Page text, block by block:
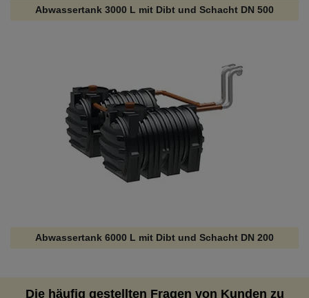
Abwassertank 3000 L mit Dibt und Schacht DN 500
Abwassertank 6000 L mit Dibt und Schacht DN 200
Die häufig gestellten Fragen von Kunden zu